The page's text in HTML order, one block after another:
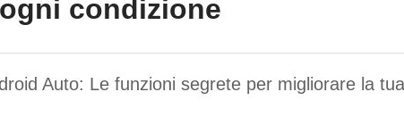
condizione
Auto: Le funzioni segrete per migliorare la